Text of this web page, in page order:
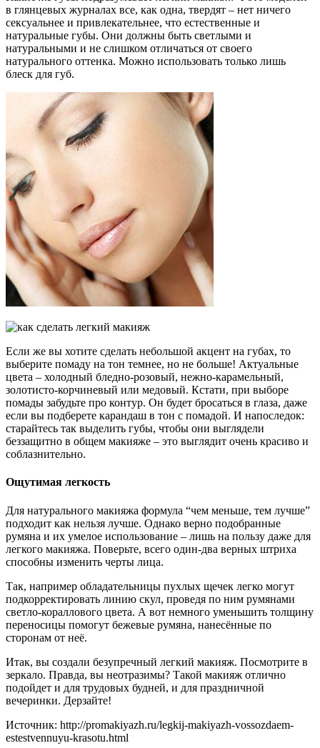
в глянцевых журналах все, как одна, твердят – нет ничего
сексуальнее и привлекательнее, что естественные и
натуральные губы. Они должны быть светлыми и
натуральными и не слишком отличаться от своего
натурального оттенка. Можно использовать только лишь
блеск для губ.
Если же вы хотите сделать небольшой акцент на губах, то
выберите помаду на тон темнее, но не больше! Актуальные
цвета – холодный бледно-розовый, нежно-карамельный,
золотисто-корчиневый или медовый. Кстати, при выборе
помады забудьте про контур. Он будет бросаться в глаза, даже
если вы подберете карандаш в тон с помадой. И напоследок:
старайтесь так выделить губы, чтобы они выглядели
беззащитно в общем макияже – это выглядит очень красиво и
соблазнительно.
Ощутимая легкость
Для натурального макияжа формула “чем меньше, тем лучше”
подходит как нельзя лучше. Однако верно подобранные
румяна и их умелое использование – лишь на пользу даже для
легкого макияжа. Поверьте, всего один-два верных штриха
способны изменить черты лица.
Так, например обладательницы пухлых щечек легко могут
подкорректировать линию скул, проведя по ним румянами
светло-кораллового цвета. А вот немного уменьшить толщину
переносицы помогут бежевые румяна, нанесённые по
сторонам от неё.
Итак, вы создали безупречный легкий макияж. Посмотрите в
зеркало. Правда, вы неотразимы? Такой макияж отлично
подойдет и для трудовых будней, и для праздничной
вечеринки. Дерзайте!
Источник: http://promakiyazh.ru/legkij-makiyazh-vossozdaem-
estestvennuyu-krasotu.html